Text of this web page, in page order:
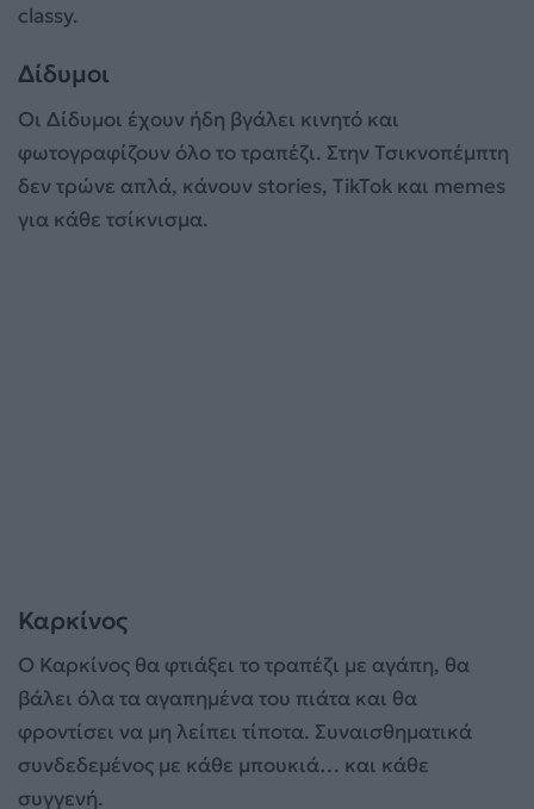
classy.
Δίδυμοι
Οι Δίδυμοι έχουν ήδη βγάλει κινητό και
φωτογραφίζουν όλο το τραπέζι. Στην Τσικνοπέμπτη
δεν τρώνε απλά, κάνουν stories, TikTok και memes
για κάθε τσίκνισμα.
Καρκίνος
Ο Καρκίνος θα φτιάξει το τραπέζι με αγάπη, θα
βάλει όλα τα αγαπημένα του πιάτα και θα
φροντίσει να μη λείπει τίποτα. Συναισθηματικά
συνδεδεμένος με κάθε μπουκιά… και κάθε
συγγενή.